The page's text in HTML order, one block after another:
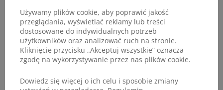
Używamy plików cookie, aby poprawić jakość
przeglądania, wyświetlać reklamy lub treści
dostosowane do indywidualnych potrzeb
użytkowników oraz analizować ruch na stronie.
Kliknięcie przycisku „Akceptuj wszystkie” oznacza
zgodę na wykorzystywanie przez nas plików cookie.
Dowiedz się więcej o ich celu i sposobie zmiany